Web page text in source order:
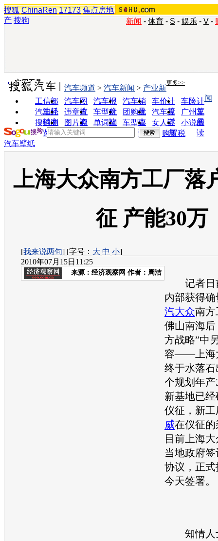
搜狐 ChinaRen 17173 焦点房地
产 搜狗 新闻 - 体育 - S - 娱乐 - V -
实用工具 更多>>
工信部
油耗
汽车图
片
汽车报
价
汽车销
量
车价计
算
车险计
算
汽车经
销商
违章查
询
车型对
比
团购优
惠
汽车投
诉
广州车
展
搜狗浏
览器
图片欣
赏
单词翻
车型查
询
女人宝
典
小说阅
读
汽车频道 > 汽车新闻 > 产业新
闻
购置税
汽车壁纸
上海大众南方工厂落
征 产能30万
[我来说两句] [字号： 大 中 小]
2010年07月15日11:25
来源： 经济观察网 作者：周洁
记者日
内部获得
汽大众南方
佛山南海后
方战略”中
容——上海
终于水落
个规划年
新基地已
仪征，新
威在仪征
目前上海大
当地政府
协议，正
今天签署。
知情人